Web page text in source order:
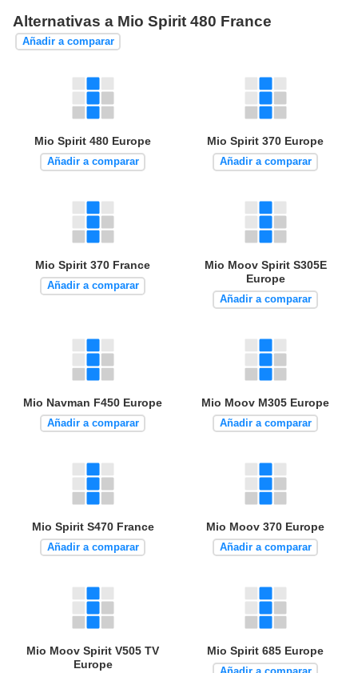
Alternativas a Mio Spirit 480 France
Añadir a comparar
Mio Spirit 480 Europe
Añadir a comparar
Mio Spirit 370 Europe
Añadir a comparar
Mio Spirit 370 France
Añadir a comparar
Mio Moov Spirit S305E
Europe
Añadir a comparar
Mio Navman F450 Europe
Añadir a comparar
Mio Moov M305 Europe
Añadir a comparar
Mio Spirit S470 France
Añadir a comparar
Mio Moov 370 Europe
Añadir a comparar
Mio Moov Spirit V505 TV
Europe
Mio Spirit 685 Europe